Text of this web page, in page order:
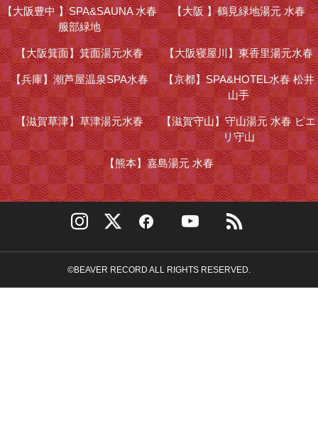
【大阪豊中 】SPA&SAUNA 水春
服部緑地
【大阪 】鶴見緑地湯元 水春
【大阪箕面】箕面湯元水春 【大阪寝屋川】東香里湯元水春
【兵庫】潮芦屋温泉SPA水春 【京都】SPA&HOTEL水春 松井
山手
【滋賀草津】草津湯元水春 【滋賀守山】守山湯元 水春 ピエ
リ守山
【熊本】嘉島湯元 水春
©BEAVER RECORD ALL RIGHTS RESERVED.